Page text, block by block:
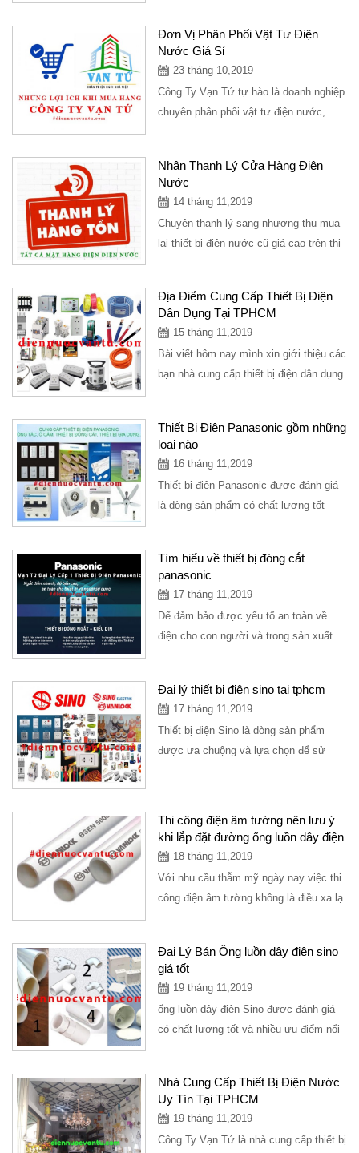
Đơn Vị Phân Phối Vật Tư Điện
Nước Giá Sỉ
23 tháng 10,2019
Công Ty Vạn Tứ tự hào là doanh nghiệp
chuyên phân phối vật tư điện nước,
Nhận Thanh Lý Cửa Hàng Điện
Nước
14 tháng 11,2019
Chuyên thanh lý sang nhượng thu mua
lại thiết bị điện nước cũ giá cao trên thị
Địa Điểm Cung Cấp Thiết Bị Điện
Dân Dụng Tại TPHCM
15 tháng 11,2019
Bài viết hôm nay mình xin giới thiệu các
bạn nhà cung cấp thiết bị điện dân dụng
Thiết Bị Điện Panasonic gồm những
loại nào
16 tháng 11,2019
Thiết bị điện Panasonic được đánh giá
là dòng sản phẩm có chất lượng tốt
Tìm hiểu về thiết bị đóng cắt
panasonic
17 tháng 11,2019
Để đảm bảo được yếu tố an toàn về
điện cho con người và trong sản xuất
Đại lý thiết bị điện sino tại tphcm
17 tháng 11,2019
Thiết bị điện Sino là dòng sản phẩm
được ưa chuộng và lựa chọn để sử
Thi công điện âm tường nên lưu ý
khi lắp đặt đường ống luồn dây điện
18 tháng 11,2019
Với nhu cầu thẫm mỹ ngày nay việc thi
công điện âm tường không là điều xa lạ
Đại Lý Bán Ống luồn dây điện sino
giá tốt
19 tháng 11,2019
ống luồn dây điện Sino được đánh giá
có chất lượng tốt và nhiều ưu điểm nổi
Nhà Cung Cấp Thiết Bị Điện Nước
Uy Tín Tại TPHCM
19 tháng 11,2019
Công Ty Vạn Tứ là nhà cung cấp thiết bị